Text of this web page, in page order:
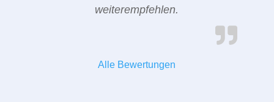
weiterempfehlen.
Alle Bewertungen